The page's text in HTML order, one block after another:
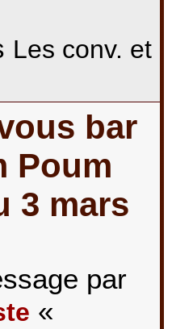
Les conv. et
bar
Poum
3 mars
par
«